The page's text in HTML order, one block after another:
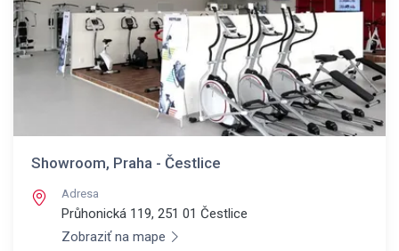
Showroom, Praha - Čestlice
Adresa
Průhonická 119, 251 01 Čestlice
Zobraziť na mape